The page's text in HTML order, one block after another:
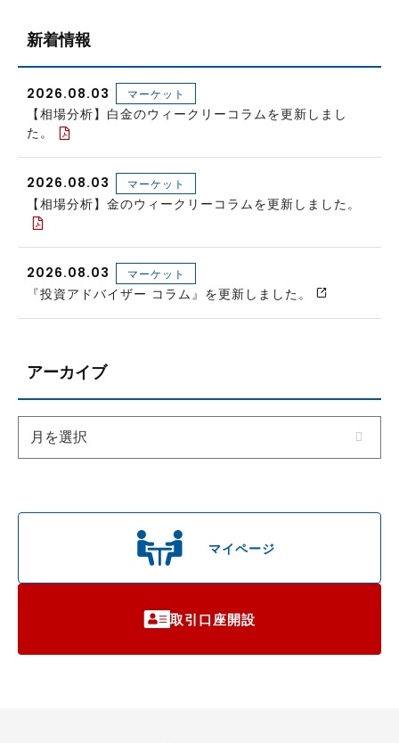
マイページ
取引口座開設
新着情報
2026.08.03 マーケット
【相場分析】白金のウィークリーコラムを更新しまし
た。
2026.08.03 マーケット
【相場分析】金のウィークリーコラムを更新しました。
2026.08.03 マーケット
『投資アドバイザー コラム』を更新しました。
アーカイブ